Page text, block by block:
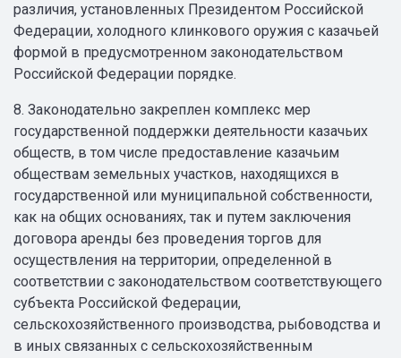
различия, установленных Президентом Российской
Федерации, холодного клинкового оружия с казачьей
формой в предусмотренном законодательством
Российской Федерации порядке.
8. Законодательно закреплен комплекс мер
государственной поддержки деятельности казачьих
обществ, в том числе предоставление казачьим
обществам земельных участков, находящихся в
государственной или муниципальной собственности,
как на общих основаниях, так и путем заключения
договора аренды без проведения торгов для
осуществления на территории, определенной в
соответствии с законодательством соответствующего
субъекта Российской Федерации,
сельскохозяйственного производства, рыбоводства и
в иных связанных с сельскохозяйственным